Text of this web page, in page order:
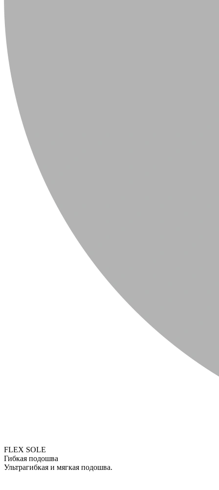
FLEX SOLE
Гибкая подошва
Ультрагибкая и мягкая подошва.